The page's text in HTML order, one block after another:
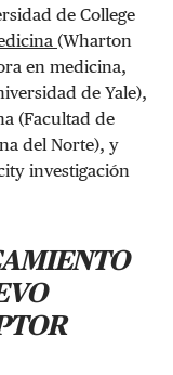
de College
(Wharton
en medicina,
de Yale),
(Facultad de
del Norte), y
investigación